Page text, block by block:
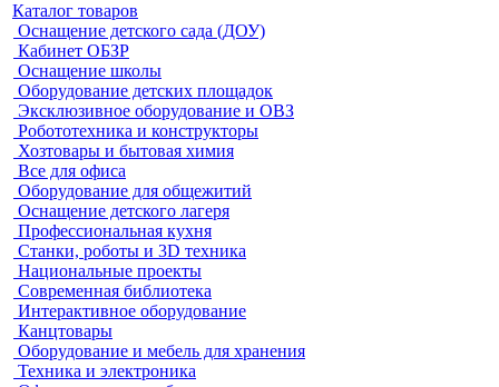
Каталог товаров
Оснащение детского сада (ДОУ)
Кабинет ОБЗР
Оснащение школы
Оборудование детских площадок
Эксклюзивное оборудование и ОВЗ
Робототехника и конструкторы
Хозтовары и бытовая химия
Все для офиса
Оборудование для общежитий
Оснащение детского лагеря
Профессиональная кухня
Станки, роботы и 3D техника
Национальные проекты
Современная библиотека
Интерактивное оборудование
Канцтовары
Оборудование и мебель для хранения
Техника и электроника